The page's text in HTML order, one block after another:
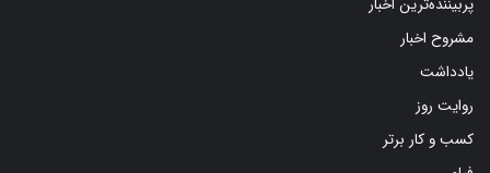
مشروح اخبار
یادداشت
روایت روز
کسب و کار برتر
فیلم